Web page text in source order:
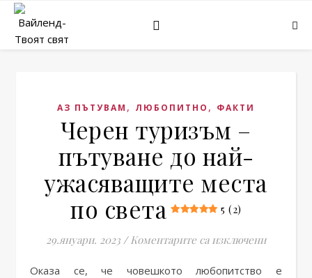
АЗ ПЪТУВАМ , ЛЮБОПИТНО , ФАКТИ
Черен туризъм –
пътуване до най-
ужасяващите места
по света
5 (2)
29.януари. 2023 / Коментарите са изключениза
Оказа се, че човешкото любопитство е